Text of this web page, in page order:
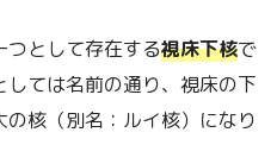
つとして存在する視床下核で
ては名前の通り、視床の下
核（別名：ルイ核）になり